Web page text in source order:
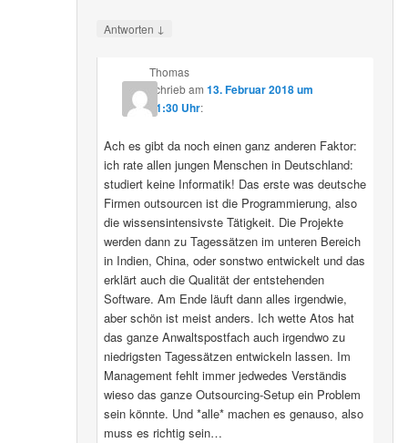
Antworten ↓
Thomas
schriebam 13. Februar 2018 um
21:30 Uhr:
Ach es gibt da noch einen ganz anderen Faktor:
ich rate allen jungen Menschen in Deutschland:
studiert keine Informatik! Das erste was deutsche
Firmen outsourcen ist die Programmierung, also
die wissensintensivste Tätigkeit. Die Projekte
werden dann zu Tagessätzen im unteren Bereich
in Indien, China, oder sonstwo entwickelt und das
erklärt auch die Qualität der entstehenden
Software. Am Ende läuft dann alles irgendwie,
aber schön ist meist anders. Ich wette Atos hat
das ganze Anwaltspostfach auch irgendwo zu
niedrigsten Tagessätzen entwickeln lassen. Im
Management fehlt immer jedwedes Verständis
wieso das ganze Outsourcing-Setup ein Problem
sein könnte. Und *alle* machen es genauso, also
muss es richtig sein…